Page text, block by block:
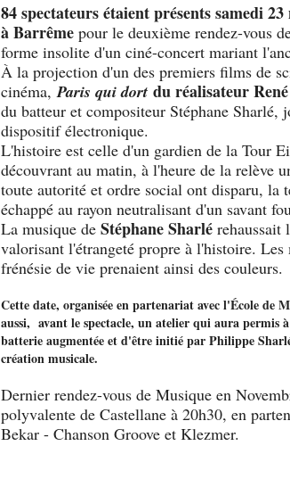
84 spectateurs étaient présents samedi
à Barrême pour le deuxième rendez-vous
forme insolite d'un ciné-concert mariant
À la projection d'un des premiers films de
cinéma,Paris qui dort du réalisateur
du batteur et compositeur Stéphane
dispositif électronique.
L'histoire est celle d'un gardien de la Tour
découvrant au matin, à l'heure de la relève
toute autorité et ordre social ont disparu, la
échappé au rayon neutralisant d'un savant
La musique de Stéphane Sharlé rehaussait
valorisant l'étrangeté propre à l'histoire.
frénésie de vie prenaient ainsi des couleurs.
Cette date, organisée en partenariat avec l'École de
aussi, avant le spectacle, un atelier qui aura permis
batterie augmentée et d'être initié par Philippe
création musicale.
Dernier rendez-vous de Musique en
polyvalente de Castellane à 20h30, en
Bekar - Chanson Groove et Klezmer.